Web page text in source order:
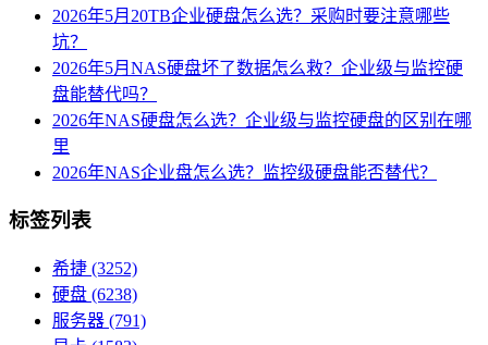
2026年5月20TB企业硬盘怎么选？采购时要注意哪些
坑？
2026年5月NAS硬盘坏了数据怎么救？企业级与监控硬
盘能替代吗？
2026年NAS硬盘怎么选？企业级与监控硬盘的区别在哪
里
2026年NAS企业盘怎么选？监控级硬盘能否替代？
标签列表
希捷 (3252)
硬盘 (6238)
服务器 (791)